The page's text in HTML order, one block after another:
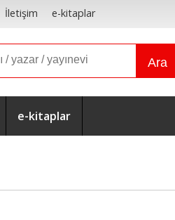
İletişim e-kitaplar
Ara
e-kitaplar